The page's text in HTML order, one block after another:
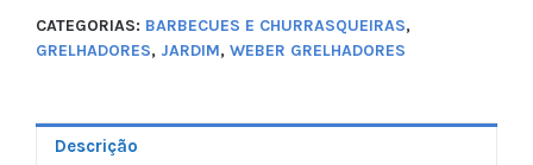
CATEGORIAS: BARBECUES E CHURRASQUEIRAS,
GRELHADORES, JARDIM, WEBER GRELHADORES
Descrição